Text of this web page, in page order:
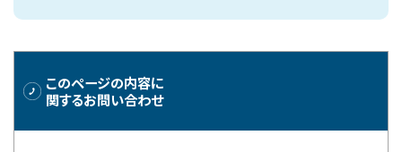
このページの内容に
関するお問い合わせ